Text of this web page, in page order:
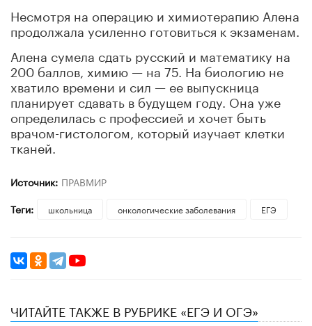
Несмотря на операцию и химиотерапию Алена
продолжала усиленно готовиться к экзаменам.
Алена сумела сдать русский и математику на
200 баллов, химию — на 75. На биологию не
хватило времени и сил — ее выпускница
планирует сдавать в будущем году. Она уже
определилась с профессией и хочет быть
врачом-гистологом, который изучает клетки
тканей.
Источник: ПРАВМИР
Теги:
школьница онкологические заболевания ЕГЭ
ЧИТАЙТЕ ТАКЖЕ В РУБРИКЕ «ЕГЭ И ОГЭ»